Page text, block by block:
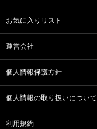
お気に入りリスト
運営会社
個人情報保護方針
個人情報の取り扱いについて
利用規約